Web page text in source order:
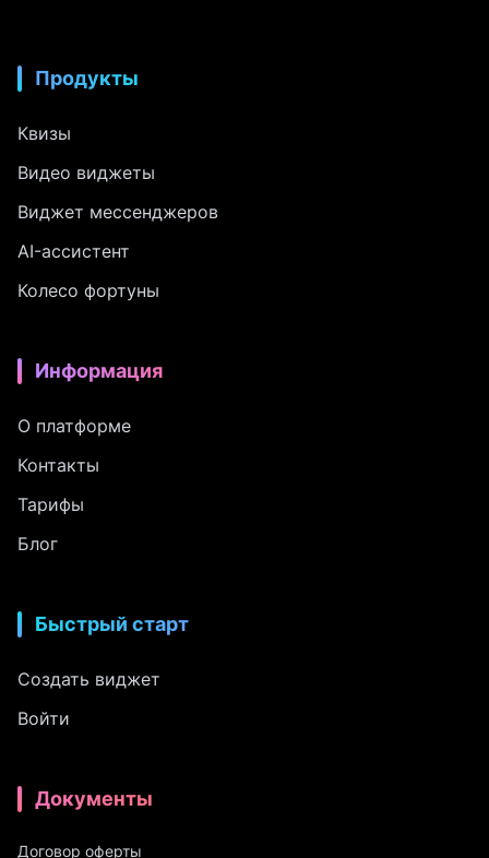
Продукты
Квизы
Видео виджеты
Виджет мессенджеров
AI-ассистент
Колесо фортуны
Информация
О платформе
Контакты
Тарифы
Блог
Быстрый старт
Создать виджет
Войти
Документы
Договор оферты